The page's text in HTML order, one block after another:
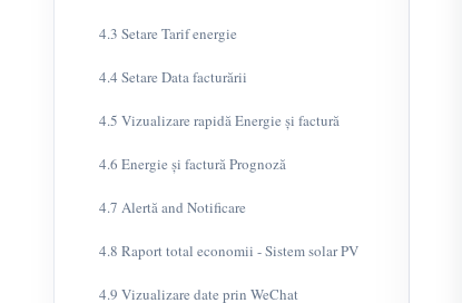
4.3 Setare Tarif energie
4.4 Setare Data facturării
4.5 Vizualizare rapidă Energie și factură
4.6 Energie și factură Prognoză
4.7 Alertă and Notificare
4.8 Raport total economii - Sistem solar PV
4.9 Vizualizare date prin WeChat